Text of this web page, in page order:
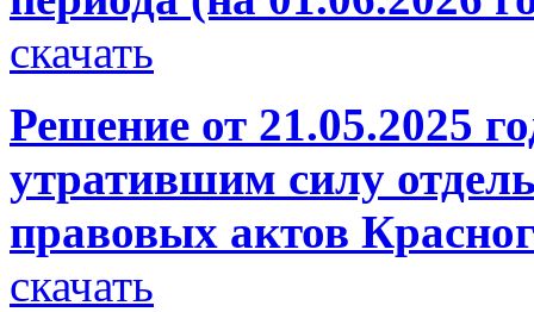
скачать
Решение от 21.05.2025
утратившим силу
правовых актов
скачать